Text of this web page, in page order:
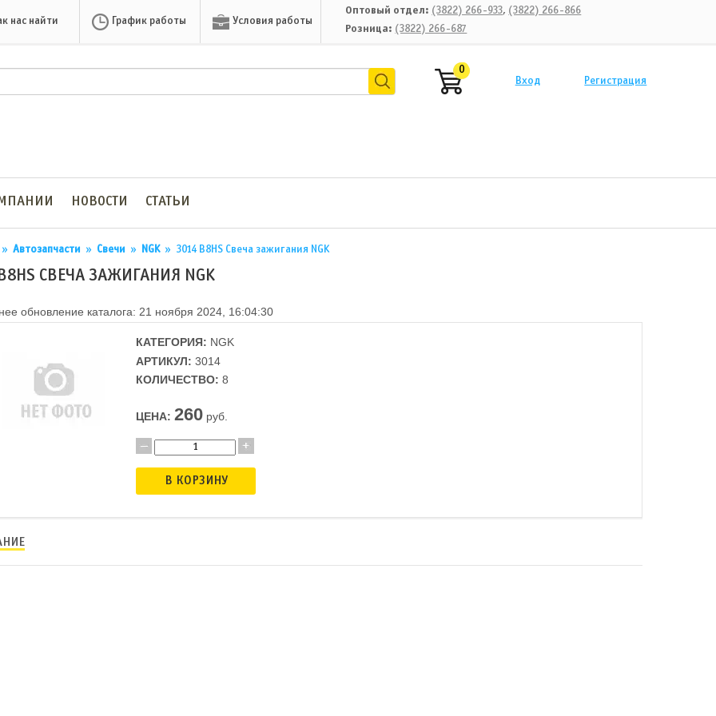
нас найти График работы Условия работы
Оптовый отдел: (3822) 266-933, (3822) 266-866
Розница: (3822) 266-687
0
Вход
Регистрация
НОВОСТИ СТАТЬИ
» Автозапчасти » Свечи » NGK » 3014 B8HS Cвеча зажигания NGK
CВЕЧА ЗАЖИГАНИЯ NGK
обновление каталога: 21 ноября 2024, 16:04:30
КАТЕГОРИЯ: NGK
АРТИКУЛ: 3014
КОЛИЧЕСТВО: 8
ЦЕНА: 260 руб.
В КОРЗИНУ